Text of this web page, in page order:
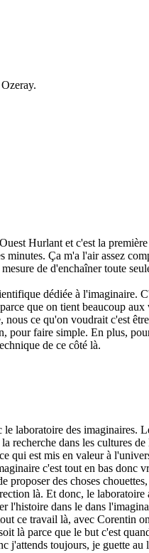
Hurlant et c'est la
Ça m'a l'air assez
de d'enchaîner toute
dédiée à l'imaginaire.
que on tient beaucoup
ce qu'on voudrait c'est
pour faire simple. En plus,
de ce côté là.
des imaginaires.
dans les cultures
qui est mis en valeur à
c'est tout en bas donc
proposer des choses
là. Et donc, le
dans le dans
ce travail là, avec Corentin
là parce que le but c'est
toujours, je guette